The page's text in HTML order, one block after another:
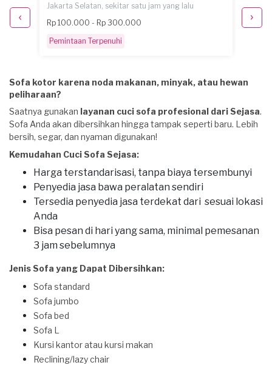
Jakarta Selatan, sekitar satu jam yang lalu
Rp 100.000 - Rp 300.000
Pemintaan Terpenuhi
Rp
Sofa kotor karena noda makanan, minyak, atau hewan
peliharaan?
Saatnya gunakan layanan cuci sofa profesional dari Sejasa.
Sofa Anda akan dibersihkan hingga tampak seperti baru. Lebih
bersih, segar, dan nyaman digunakan!
Kemudahan Cuci Sofa Sejasa:
Harga terstandarisasi, tanpa biaya tersembunyi
Penyedia jasa bawa peralatan sendiri
Tersedia penyedia jasa terdekat dari sesuai lokasi
Anda
Bisa pesan di hari yang sama, minimal pemesanan
3 jam sebelumnya
Jenis Sofa yang Dapat Dibersihkan:
Sofa standard
Sofa jumbo
Sofa bed
Sofa L
Kursi kantor atau kursi makan
Reclining/lazy chair